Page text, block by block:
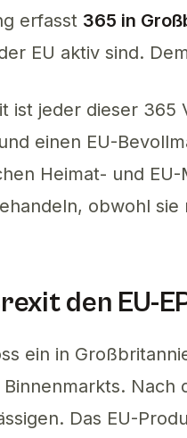
erfasst 365 in
EU aktiv sind.
ist jeder dieser 365
einen EU-
Heimat- und
obwohl
den EU-
ein in
Binnenmarkts.
Das EU-